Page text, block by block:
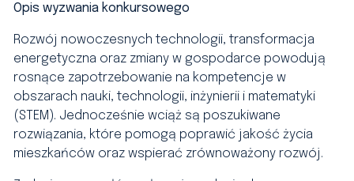
Opis wyzwania konkursowego
Rozwój nowoczesnych technologii, transformacja
energetyczna oraz zmiany w gospodarce powodują
rosnące zapotrzebowanie na kompetencje w
obszarach nauki, technologii, inżynierii i matematyki
(STEM). Jednocześnie wciąż są poszukiwane
rozwiązania, które pomogą poprawić jakość życia
mieszkańców oraz wspierać zrównoważony rozwój.